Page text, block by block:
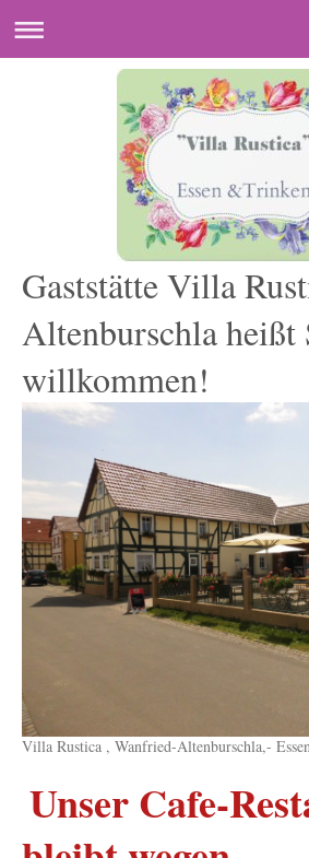
Gaststätte Villa
Altenburschla heißt
willkommen!
Villa Rustica , Wanfried-Altenburschla,-
Unser Cafe-